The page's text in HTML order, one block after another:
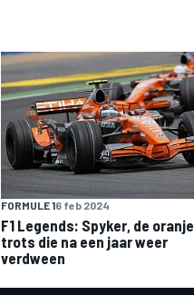
FORMULE 16 feb 2024
F1 Legends: Spyker, de oranje
trots die na een jaar weer
verdween